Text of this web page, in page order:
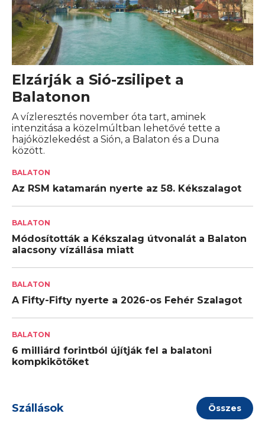
Elzárják a Sió-zsilipet a
Balatonon
A vízleresztés november óta tart, aminek
intenzitása a közelmúltban lehetővé tette a
hajóközlekedést a Sión, a Balaton és a Duna
között.
BALATON
Az RSM katamarán nyerte az 58. Kékszalagot
BALATON
Módosították a Kékszalag útvonalát a Balaton
alacsony vízállása miatt
BALATON
A Fifty-Fifty nyerte a 2026-os Fehér Szalagot
BALATON
6 milliárd forintból újítják fel a balatoni
kompkikötőket
Szállások Összes